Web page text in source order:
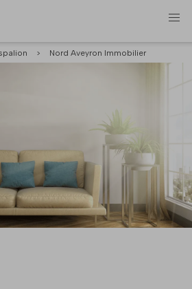
> Nord Aveyron Immobilier